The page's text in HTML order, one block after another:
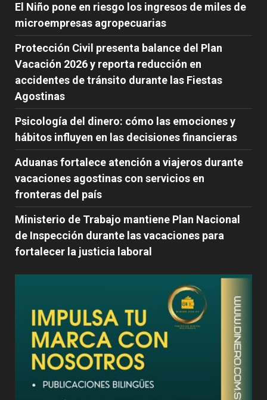
El Niño pone en riesgo los ingresos de miles de
microempresas agropecuarias
Protección Civil presenta balance del Plan
Vacación 2026 y reporta reducción en
accidentes de tránsito durante las Fiestas
Agostinas
Psicología del dinero: cómo las emociones y
hábitos influyen en las decisiones financieras
Aduanas fortalece atención a viajeros durante
vacaciones agostinas con servicios en
fronteras del país
Ministerio de Trabajo mantiene Plan Nacional
de Inspección durante las vacaciones para
fortalecer la justicia laboral